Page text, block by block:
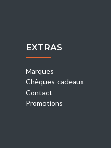
EXTRAS
Marques
Chèques-cadeaux
Contact
Promotions